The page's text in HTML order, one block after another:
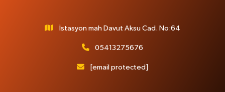
İstasyon mah Davut Aksu Cad. No:64
05413275676
[email protected]